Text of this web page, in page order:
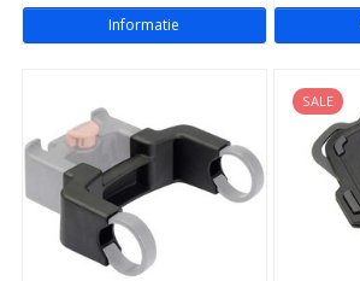
Informatie
SALE